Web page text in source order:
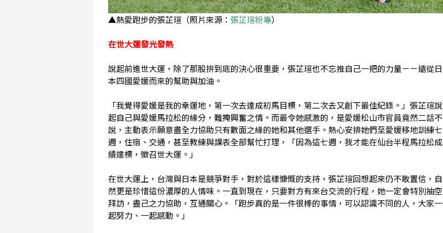
▲熱愛跑步的張芷瑄（照片來源： 張芷瑄粉專）
在世大運發光發熱
說起前進世大運，除了那股拚到底的決心很重要，張芷瑄也不忘推自己一把的力量－－遠從日
本四國愛媛而來的幫助與加油。
「我覺得愛媛是我的幸運地，第一次去達成初馬目標，第二次去又創下最佳紀錄。」張芷瑄說
起自己與愛媛馬拉松的緣分，難掩興奮之情。而最令她感激的，是愛媛松山市官員竟然二話不
說，主動表示願意盡全力協助只有數面之緣的她和其他選手。熱心安排她們至愛媛移地訓練七
週，住宿、交通，甚至教練與課表全部幫忙打理，「因為這七週，我才能在仙台半程馬拉松成
績達標，徵召世大運。」
在世大運上，台灣與日本是競爭對手，對於這樣慷慨的支持，張芷瑄回想起來仍不敢置信，自
然更是珍惜這份濃厚的人情味。一直到現在，只要對方有來台交流的行程，她一定會特別抽空
拜訪，盡己之力協助，互通關心。「跑步真的是一件很棒的事情，可以認識不同的人，大家一
起努力、一起感動。」